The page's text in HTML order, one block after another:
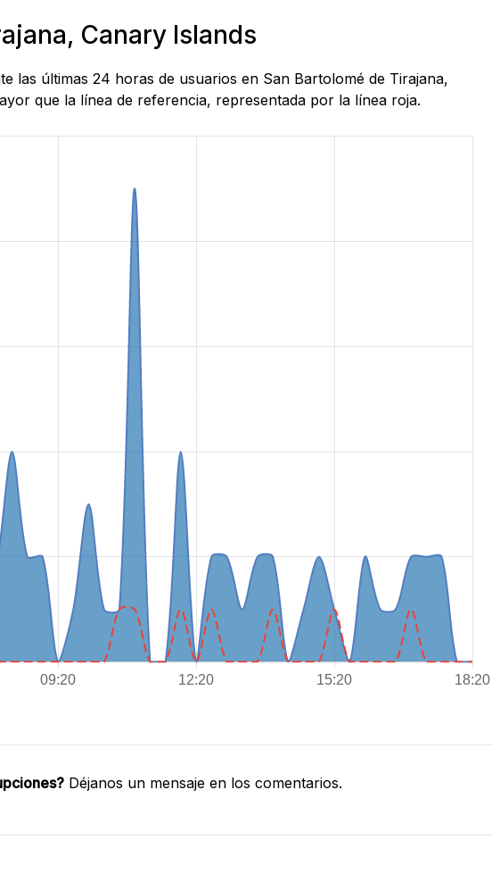
Canary Islands
las últimas 24 horas de usuarios en San Bartolomé de Tirajana,
que la línea de referencia, representada por la línea roja.
Déjanos un mensaje en los comentarios.